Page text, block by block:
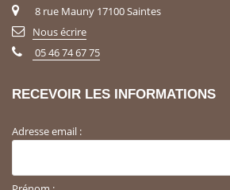
8 rue Mauny 17100 Saintes
Nous écrire
05 46 74 67 75
RECEVOIR LES INFORMATIONS
Adresse email :